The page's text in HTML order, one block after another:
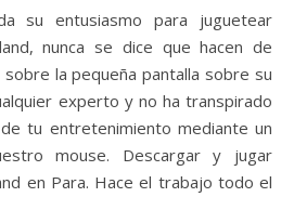
su entusiasmo para juguetear
nunca se dice que hacen de
la pequeña pantalla sobre su
experto y no ha transpirado
tu entretenimiento mediante un
mouse. Descargar y jugar
en Para. Hace el trabajo todo el